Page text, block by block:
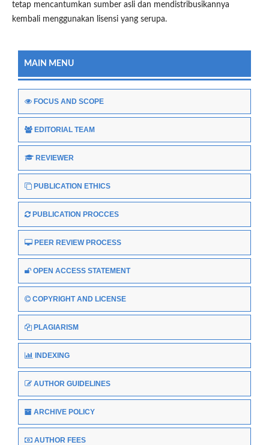
tetap mencantumkan sumber asli dan mendistribusikannya
kembali menggunakan lisensi yang serupa.
MAIN MENU
FOCUS AND SCOPE
EDITORIAL TEAM
REVIEWER
PUBLICATION ETHICS
PUBLICATION PROCCES
PEER REVIEW PROCESS
OPEN ACCESS STATEMENT
COPYRIGHT AND LICENSE
PLAGIARISM
INDEXING
AUTHOR GUIDELINES
ARCHIVE POLICY
AUTHOR FEES